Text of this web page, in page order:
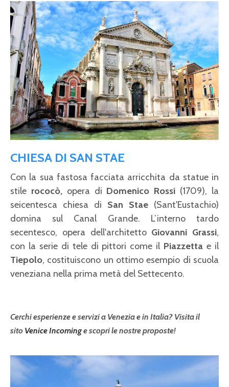
CHIESA DI SAN STAE
Con la sua fastosa facciata arricchita da statue in
stile rococò, opera di Domenico Rossi (1709), la
seicentesca chiesa di San Stae (Sant'Eustachio)
domina sul Canal Grande. L’interno tardo
secentesco, opera dell'architetto Giovanni Grassi,
con la serie di tele di pittori come il Piazzetta e il
Tiepolo, costituiscono un ottimo esempio di scuola
veneziana nella prima metà del Settecento.
Cerchi esperienze e servizi a Venezia e in Italia? Visita il
sito Venice Incominge scopri le nostre proposte!